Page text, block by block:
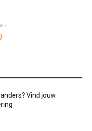
-
Vind jouw